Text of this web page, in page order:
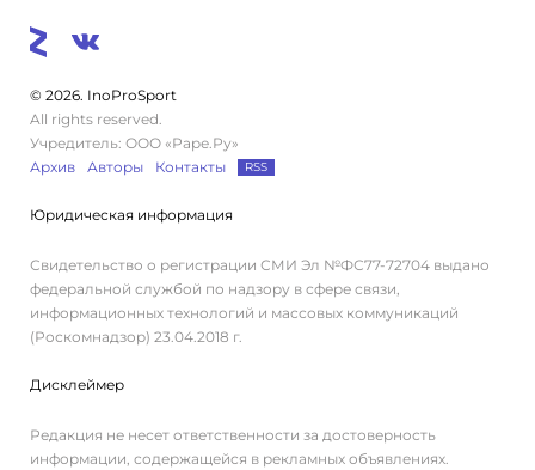
© 2026. InoProSport
All rights reserved.
Учредитель: ООО «Раре.Ру»
Архив
Авторы Контакты RSS
Юридическая информация
Свидетельство о регистрации СМИ Эл №ФС77-72704 выдано
федеральной службой по надзору в сфере связи,
информационных технологий и массовых коммуникаций
(Роскомнадзор) 23.04.2018 г.
Дисклеймер
Редакция не несет ответственности за достоверность
информации, содержащейся в рекламных объявлениях.